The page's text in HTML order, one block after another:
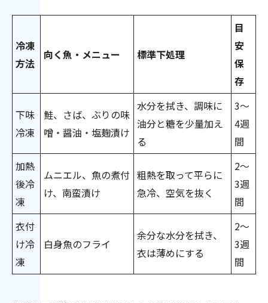
冷凍
方法
向く魚・メニュー 標準下処理
目
安
保
存
下味
冷凍
鮭、さば、ぶりの味
噌・醤油・塩麹漬け
水分を拭き、調味に
油分と糖を少量加え
る
3〜
4週
間
加熱
後冷
凍
ムニエル、魚の煮付
け、南蛮漬け
粗熱を取って平らに
急冷、空気を抜く
2〜
3週
間
衣付
け冷
凍
白身魚のフライ
余分な水分を拭き、
衣は薄めにする
2〜
3週
間